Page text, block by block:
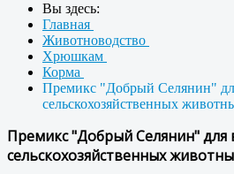
Вы здесь:
Главная
Животноводство
Хрюшкам
Корма
Премикс "Добрый Селянин"
сельскохозяйственных
Премикс "Добрый Селянин" для
сельскохозяйственных